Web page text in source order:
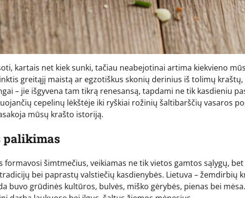
kartais net kiek sunki, tačiau neabejotinai artima kiekvieno
greitąjį maistą ar egzotiškus skonių derinius iš tolimų
– jie išgyvena tam tikrą renesansą, tapdami ne tik kasdieniu
cepelinų lėkštėje iki ryškiai rožinių šaltibarščių vasaros
mūsų krašto istoriją.
palikimas
formavosi šimtmečius, veikiamas ne tik vietos gamtos sąlygų,
bei paprastų valstiečių kasdienybės. Lietuva – žemdirbių
buvo grūdinės kultūros, bulvės, miško gėrybės, pienas bei